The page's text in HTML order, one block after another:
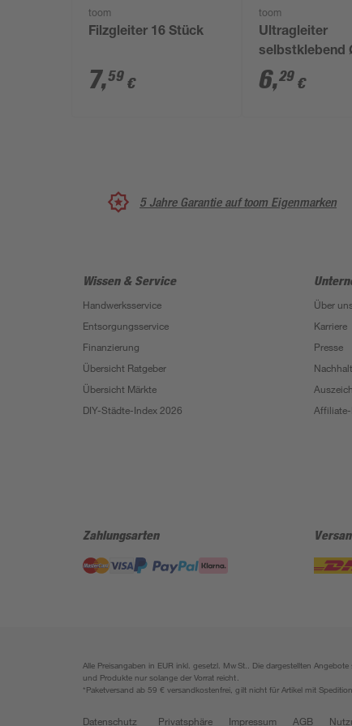
toom
Filzgleiter 16 Stück
7,59 €
toom
Ultragleiter
selbstklebend
cm grau 2 Stück
6,29 €
5 Jahre Garantie auf toom Eigenmarken
Wissen & Service
Handwerksservice
Entsorgungsservice
Finanzierung
Übersicht Ratgeber
Übersicht Märkte
DIY-Städte-Index 2026
Über
Karriere
Presse
Zahlungsarten
Alle Preisangaben in EUR inkl. gesetzl. MwSt.. Die dargestellten
und Produkte nur solange der Vorrat reicht.
*Paketversand ab 59 € versandkostenfrei, gilt nicht für Artikel mit
Datenschutz Privatsphäre Impressum AGB